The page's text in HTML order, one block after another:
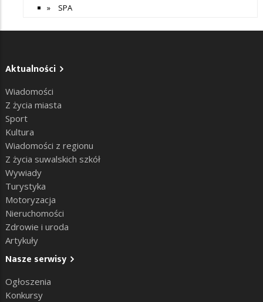
SPA
Aktualności
Wiadomości
Z życia miasta
Sport
Kultura
Wiadomości z regionu
Z życia suwalskich szkół
Wywiady
Turystyka
Motoryzacja
Nieruchomości
Zdrowie i uroda
Artykuły
Nasze serwisy
Ogłoszenia
Konkursy